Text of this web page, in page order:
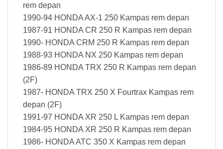
rem depan
1990-94 HONDA AX-1 250 Kampas rem depan
1987-91 HONDA CR 250 R Kampas rem depan
1990- HONDA CRM 250 R Kampas rem depan
1988-93 HONDA NX 250 Kampas rem depan
1986-89 HONDA TRX 250 R Kampas rem depan
(2F)
1987- HONDA TRX 250 X Fourtrax Kampas rem
depan (2F)
1991-97 HONDA XR 250 L Kampas rem depan
1984-95 HONDA XR 250 R Kampas rem depan
1986- HONDA ATC 350 X Kampas rem depan